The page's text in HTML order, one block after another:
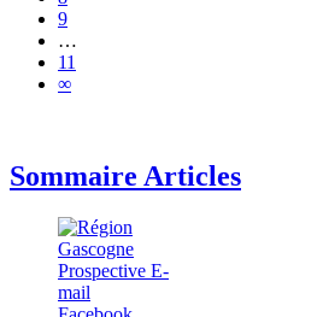
9
…
11
∞
Sommaire Articles